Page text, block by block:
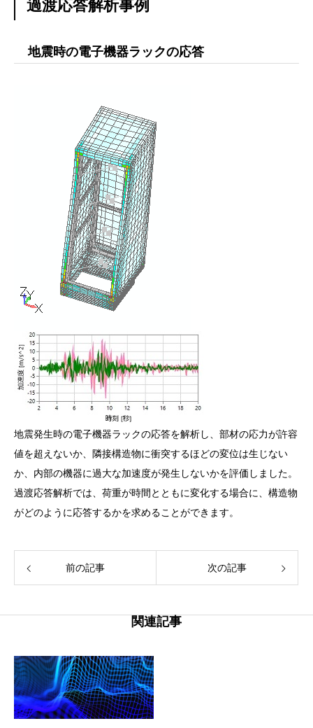
過渡応答解析事例
地震時の電子機器ラックの応答
地震発生時の電子機器ラックの応答を解析し、部材の応力が許容
値を超えないか、隣接構造物に衝突するほどの変位は生じない
か、内部の機器に過大な加速度が発生しないかを評価しました。
過渡応答解析では、荷重が時間とともに変化する場合に、構造物
がどのように応答するかを求めることができます。
前の記事 次の記事
関連記事